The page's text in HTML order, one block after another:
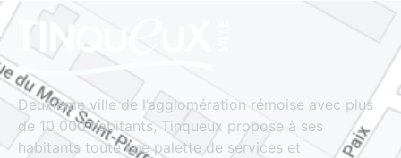
Deuxième ville de l’agglomération rémoise avec plus
de 10 000 habitants, Tinqueux propose à ses
habitants toute une palette de services et